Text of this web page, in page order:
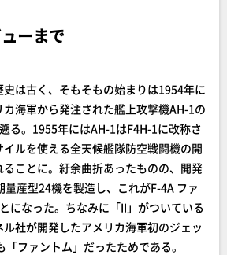
ーまで
は古く、そもそもの始まりは1954年に
海軍から発注された艦上攻撃機AH-1の
る。1955年にはAH-1はF4H-1に改称さ
ルを使える全天候艦隊防空戦闘機の開
ことに。紆余曲折あったものの、開発
産型24機を製造し、これがF-4A ファ
になった。ちなみに「II」がついている
社が開発したアメリカ海軍初のジェッ
「ファントム」だったためである。